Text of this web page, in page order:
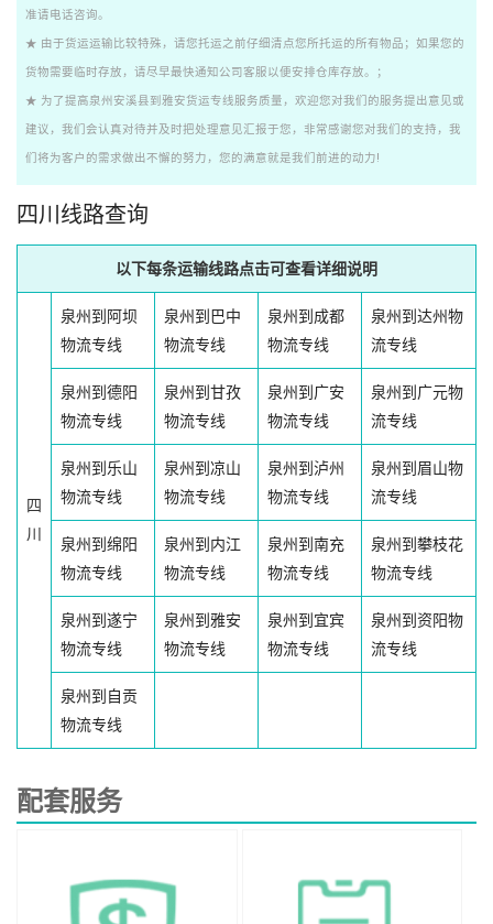
准请电话咨询。
★ 由于货运运输比较特殊，请您托运之前仔细清点您所托运的所有物品；如果您的
货物需要临时存放，请尽早最快通知公司客服以便安排仓库存放。；
★ 为了提高泉州安溪县到雅安货运专线服务质量，欢迎您对我们的服务提出意见或
建议，我们会认真对待并及时把处理意见汇报于您，非常感谢您对我们的支持，我
们将为客户的需求做出不懈的努力，您的满意就是我们前进的动力!
四川线路查询
以下每条运输线路点击可查看详细说明
四
川
泉州到阿坝
物流专线
泉州到巴中
物流专线
泉州到成都
物流专线
泉州到达州物
流专线
泉州到德阳
物流专线
泉州到甘孜
物流专线
泉州到广安
物流专线
泉州到广元物
流专线
泉州到乐山
物流专线
泉州到凉山
物流专线
泉州到泸州
物流专线
泉州到眉山物
流专线
泉州到绵阳
物流专线
泉州到内江
物流专线
泉州到南充
物流专线
泉州到攀枝花
物流专线
泉州到遂宁
物流专线
泉州到雅安
物流专线
泉州到宜宾
物流专线
泉州到资阳物
流专线
泉州到自贡
物流专线
配套服务